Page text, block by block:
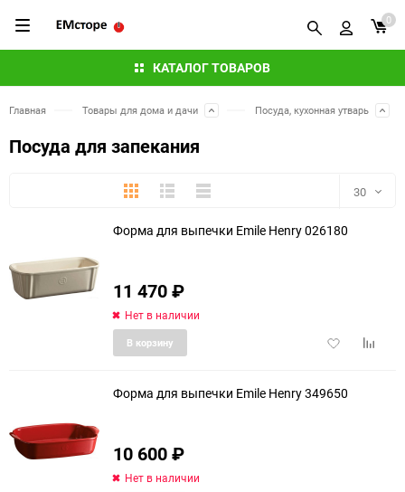
КАТАЛОГ ТОВАРОВ
0
Главная Товары для дома и дачи Посуда, кухонная утварь
Посуда для запекания
ПлиткаПодробноКомпактно 30
30
150
Форма для выпечки Emile Henry 026180
11 470₽
Нет в наличии
Добавить
В корзину
еще 1 фото
Форма для выпечки Emile Henry 349650
10 600₽
Нет в наличии